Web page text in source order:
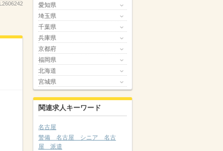
L2606242
愛知県
埼玉県
千葉県
兵庫県
京都府
福岡県
北海道
宮城県
関連求人キーワード
名古屋
警備 名古屋 シニア 名古
屋 派遣